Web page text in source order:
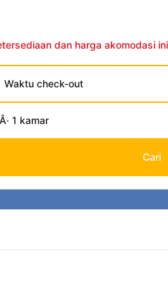
dan harga akomodasi ini
Waktu check-out
1 kamar
Cari